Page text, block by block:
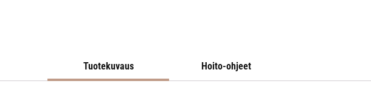
Tuotekuvaus Hoito-ohjeet